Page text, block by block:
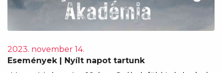
2023. november 14.
Események | Nyílt napot tartunk